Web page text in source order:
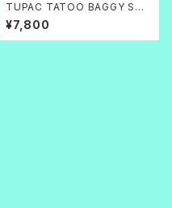
TUPAC TATOO BAGGY SH
ORTS
¥7,800